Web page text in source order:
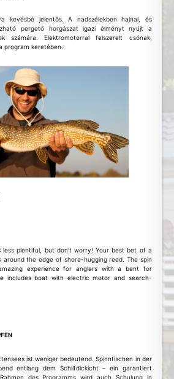
kevésbé jelentős. A nádszélekben hajnal, és
pergető horgászat igazi élményt nyújt a
számára. Elektromotorral felszerelt csónak,
program keretében.
less plentiful, but don’t worry! Your best bet of a
the edge of shore-hugging reed. The spin
experience for anglers with a bent for
includes boat with electric motor and search-
ist weniger bedeutend. Spinnfischen in der
entlang dem Schilfdickicht – ein garantiert
des Programms wird auch Schulung in